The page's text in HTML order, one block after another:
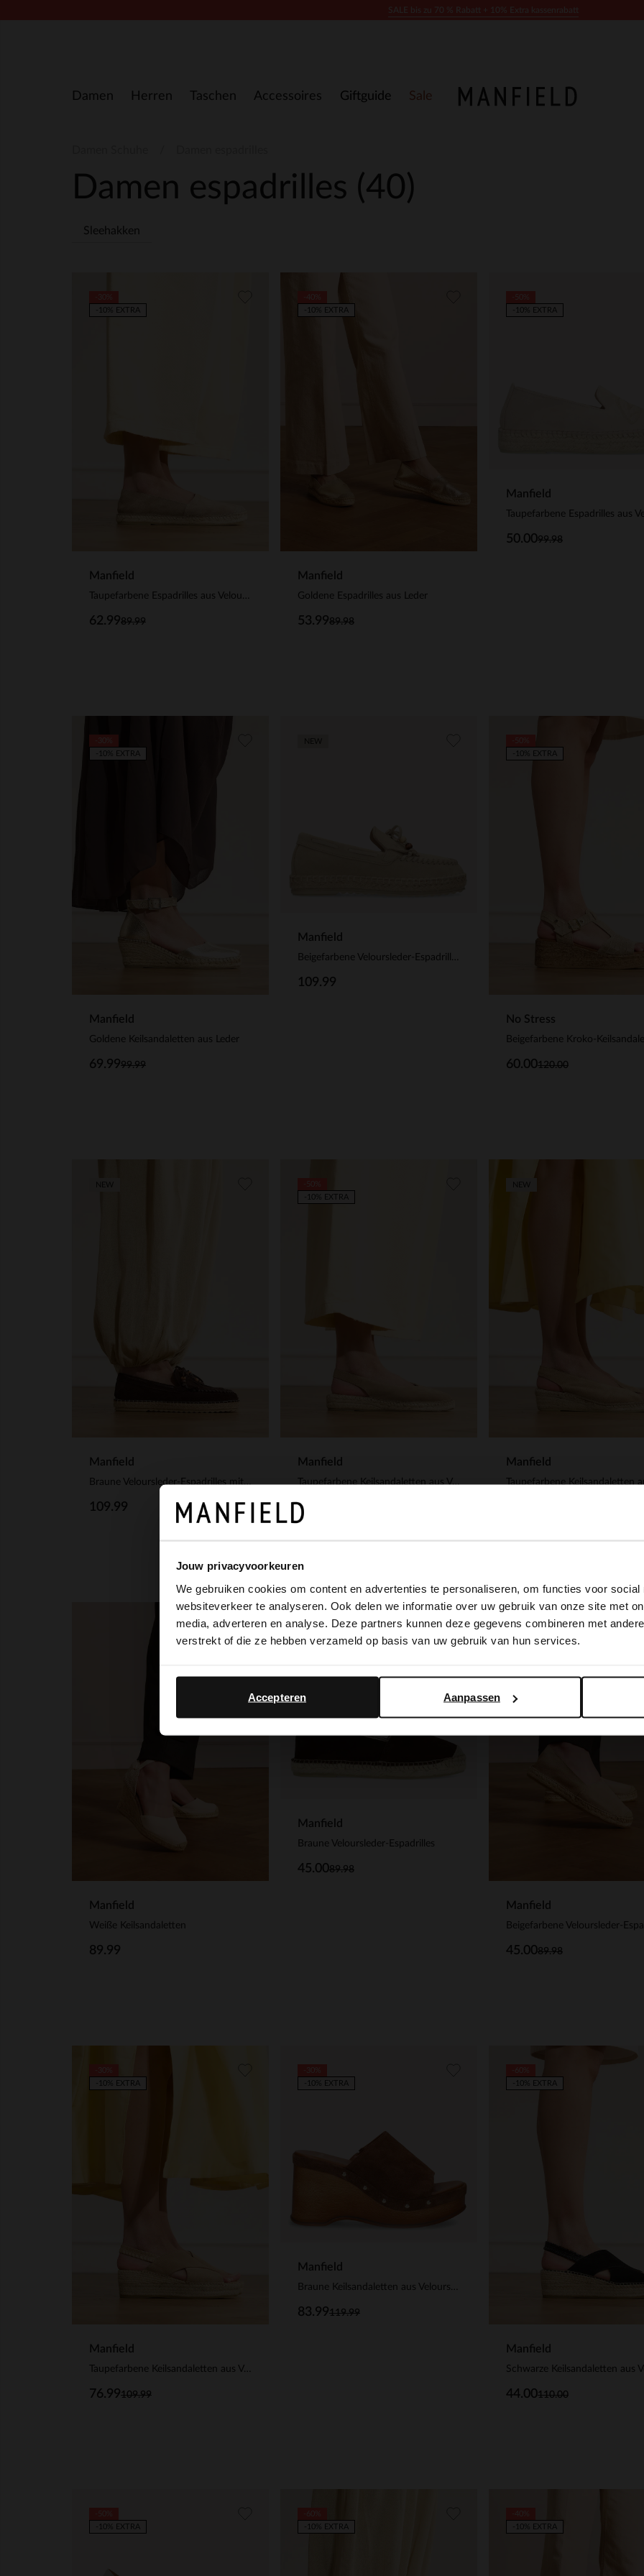
Jouw privacyvoorkeuren
We gebruiken cookies om content en advertenties te personaliseren, om functies voor social
websiteverkeer te analyseren. Ook delen we informatie over uw gebruik van onze site met
media, adverteren en analyse. Deze partners kunnen deze gegevens combineren met
verstrekt of die ze hebben verzameld op basis van uw gebruik van hun services.
Aanpassen
Accepteren
Damen Herren Taschen Accessoires Giftguide Sale
Damen espadrilles (40)
Sleehakken
Manfield
89.99
62.99
-10% EXTRA
Manfield
Goldene Espadrilles aus Leder
89.98
53.99
-10% EXTRA
Manfield
99.98
50.00
-10% EXTRA
Manfield
Goldene Keilsandaletten aus Leder
99.99
69.99
-10% EXTRA
Manfield
109.99
No Stress
120.00
60.00
-10% EXTRA
Manfield
Braune Veloursleder-Espadrilles mit Fransen
109.99
Manfield
Taupefarbene Keilsandaletten aus Veloursleder
50.00
-10% EXTRA
Manfield
Manfield
Weiße Keilsandaletten
89.99
Manfield
Braune Veloursleder-Espadrilles
89.98
45.00
-50%
-10% EXTRA
Manfield
89.98
45.00
-50%
-10% EXTRA
Manfield
Taupefarbene Keilsandaletten aus Veloursleder
109.99
76.99
-10% EXTRA
Manfield
Braune Keilsandaletten aus Veloursleder
119.99
83.99
-10% EXTRA
Manfield
110.00
44.00
-10% EXTRA
-10% EXTRA
-10% EXTRA
-10% EXTRA
It looks like your language isn't Dutch. Would you like to